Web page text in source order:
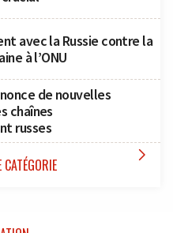
avec la Russie contre la
à l’ONU
de nouvelles
chaînes
russes
